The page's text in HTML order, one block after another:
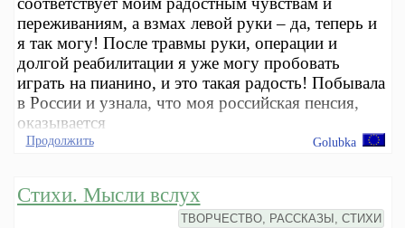
переживаниям, а взмах левой руки – да, теперь и
я так могу! После травмы руки, операции и
долгой реабилитации я уже могу пробовать
играть на пианино, и это такая радость! Побывала
в России и узнала, что моя российская пенсия,
оказывается
Продолжить Golubka
Стихи. Мысли вслух
ТВОРЧЕСТВО, РАССКАЗЫ, СТИХИ